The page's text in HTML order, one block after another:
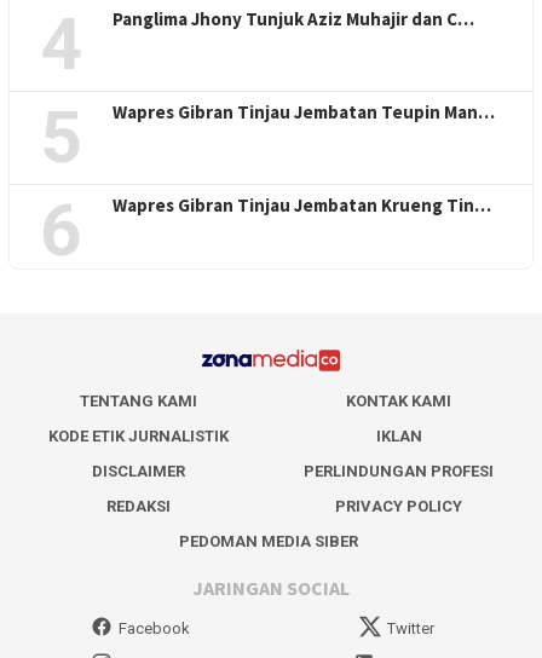
4 Panglima Jhony Tunjuk Aziz Muhajir dan C…
5 Wapres Gibran Tinjau Jembatan Teupin Man…
6 Wapres Gibran Tinjau Jembatan Krueng Tin…
TENTANG KAMI
KONTAK KAMI
KODE ETIK JURNALISTIK
IKLAN
DISCLAIMER
PERLINDUNGAN PROFESI
REDAKSI
PRIVACY POLICY
PEDOMAN MEDIA SIBER
JARINGAN SOCIAL
Facebook
Twitter